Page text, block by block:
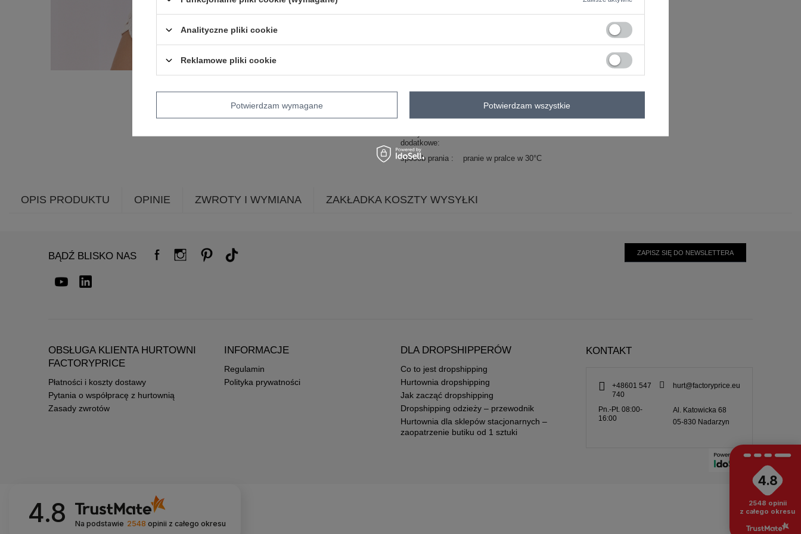
kołnierzyk
zapięcie
guziki
dodatkowe
sposób prania pranie w pralce w 30°C
OPIS PRODUKTU OPINIE ZWROTY I WYMIANA ZAKŁADKA KOSZTY WYSYŁKI
BĄDŹ BLISKO NAS ZAPISZ SIĘ DO NEWSLETTERA
OBSŁUGA KLIENTA HURTOWNI
FACTORYPRICE
Płatności i koszty dostawy
Pytania o współpracę z hurtownią
Zasady zwrotów
INFORMACJE
Regulamin
Polityka prywatności
DLA DROPSHIPPERÓW
Co to jest dropshipping
Hurtownia dropshipping
Jak zacząć dropshipping
Dropshipping odzieży – przewodnik
Hurtownia dla sklepów stacjonarnych –
zaopatrzenie butiku od 1 sztuki
KONTAKT
+48601 547
740
hurt@factoryprice.eu
Pn.-Pt. 08:00-
16:00
Al. Katowicka 68
05-830 Nadarzyn
4.8 Na podstawie 2548 opinii z całego okresu
4.8
2548 opinii
z całego okresu
Analityczne pliki cookie
Reklamowe pliki cookie
Potwierdzam wymagane Potwierdzam wszystkie